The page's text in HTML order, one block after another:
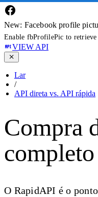
New: Facebook profile
Enable fbProfilePic to retrieve
VIEW API
Lar
/
API direta vs. API rápida
Compra
O RapidAPI é o